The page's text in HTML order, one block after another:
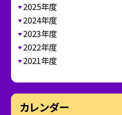
2025年度
2024年度
2023年度
2022年度
2021年度
カレンダー